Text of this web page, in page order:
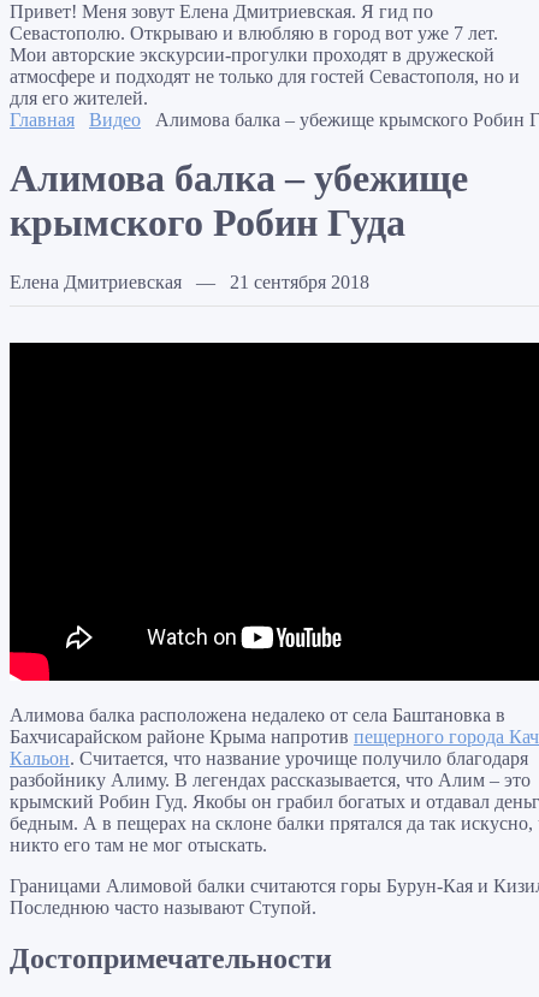
Привет! Меня зовут Елена Дмитриевская. Я гид по
Севастополю. Открываю и влюбляю в город вот уже 7 лет.
Мои авторские экскурсии-прогулки проходят в дружеской
атмосфере и подходят не только для гостей Севастополя, но и
для его жителей.
Главная
Видео Алимова балка – убежище крымского Робин
Алимова балка – убежище
крымского Робин Гуда
Елена Дмитриевская — 21 сентября 2018
Алимова балка расположена недалеко от села Баштановка в
Бахчисарайском районе Крыма напротив пещерного города
Кальон. Считается, что название урочище получило благодаря
разбойнику Алиму. В легендах рассказывается, что Алим – это
крымский Робин Гуд. Якобы он грабил богатых и отдавал
бедным. А в пещерах на склоне балки прятался да так искусно,
никто его там не мог отыскать.
Границами Алимовой балки считаются горы Бурун-Кая и
Последнюю часто называют Ступой.
Достопримечательности